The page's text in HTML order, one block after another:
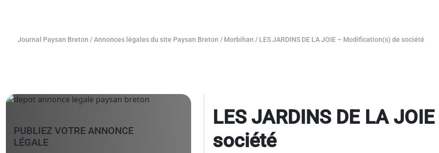
Journal Paysan Breton /Annonces légales du site Paysan Breton / Morbihan / LES JARDINS DE LA JOIE – Modification(s) de société
LES JARDINS DE LA
société
PUBLIEZ VOTRE ANNONCE
LÉGALE